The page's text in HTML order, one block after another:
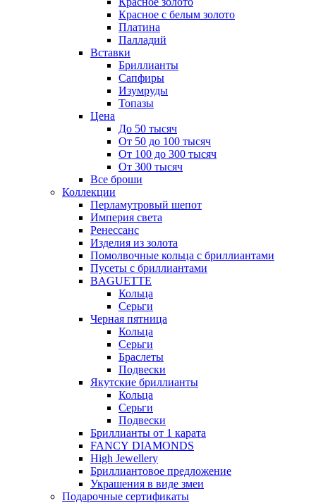
Красное с белым золото
Платина
Палладий
Вставки
Бриллианты
Сапфиры
Изумруды
Топазы
Цена
До 50 тысяч
От 50 до 100 тысяч
От 100 до 300 тысяч
От 300 тысяч
Все броши
Коллекции
Перламутровый шепот
Империя света
Ренессанс
Изделия из золота
Помолвочные кольца с бриллиантами
Пусеты с бриллиантами
BAGUETTE
Кольца
Серьги
Черная пятница
Кольца
Серьги
Браслеты
Подвески
Якутские бриллианты
Кольца
Серьги
Подвески
Бриллианты от 1 карата
FANCY DIAMONDS
High Jewellery
Бриллиантовое предложение
Украшения в виде змеи
Подарочные сертификаты